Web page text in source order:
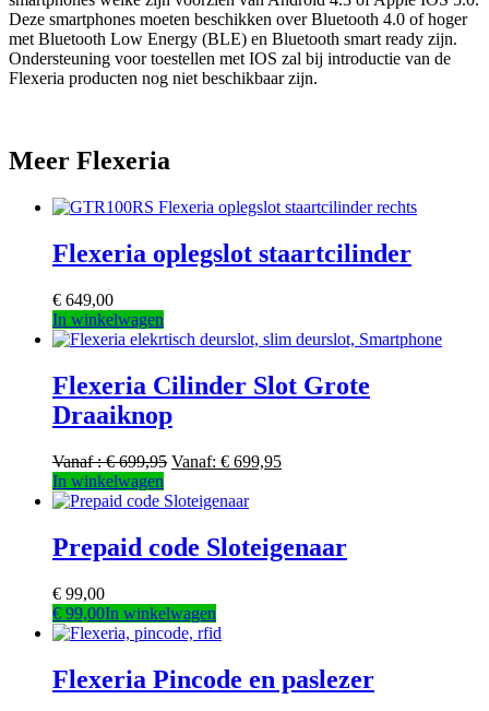
Deze smartphones moeten beschikken over Bluetooth 4.0 of hoger
met Bluetooth Low Energy (BLE) en Bluetooth smart ready zijn.
Ondersteuning voor toestellen met IOS zal bij introductie van de
Flexeria producten nog niet beschikbaar zijn.
Meer Flexeria
Flexeria oplegslot staartcilinder
€ 649,00
In winkelwagen
product
meerdere
variaties.
Deze
kan
gekozen
worden
op
productpagina
Flexeria Cilinder Slot Grote
Draaiknop
Vanaf :€699,95 Vanaf: € 699,95
In winkelwagen
product
meerdere
variaties.
kan
gekozen
op
de
Prepaid code Sloteigenaar
€ 99,00
€ 99,00In winkelwagen
Flexeria Pincode en paslezer